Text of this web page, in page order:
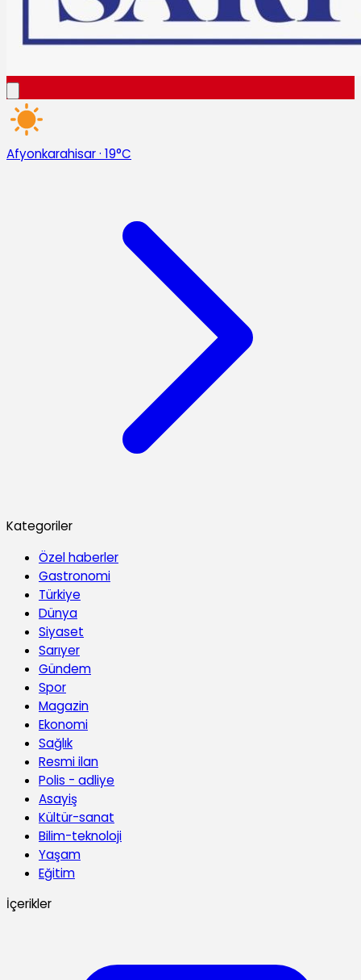
Afyonkarahisar· 19°C
Kategoriler
Özel haberler
Gastronomi
Türkiye
Dünya
Siyaset
Sarıyer
Gündem
Spor
Magazin
Ekonomi
Sağlık
Resmi ilan
Polis - adliye
Asayiş
Kültür-sanat
Bilim-teknoloji
Yaşam
Eğitim
İçerikler